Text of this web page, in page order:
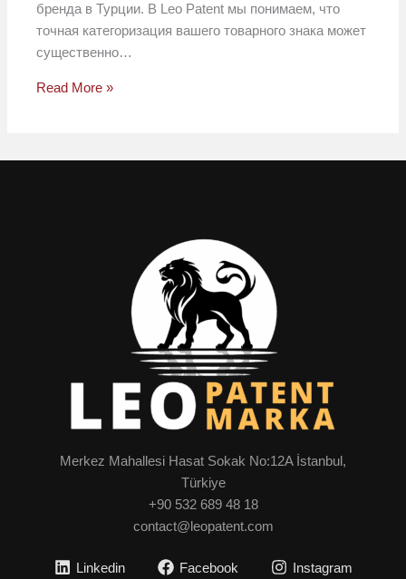
бренда в Турции. В Leo Patent мы понимаем, что
точная категоризация вашего товарного знака может
существенно…
Read More »
Merkez Mahallesi Hasat Sokak No:12A İstanbul,
Türkiye
+90 532 689 48 18
contact@leopatent.com
Linkedin Facebook Instagram